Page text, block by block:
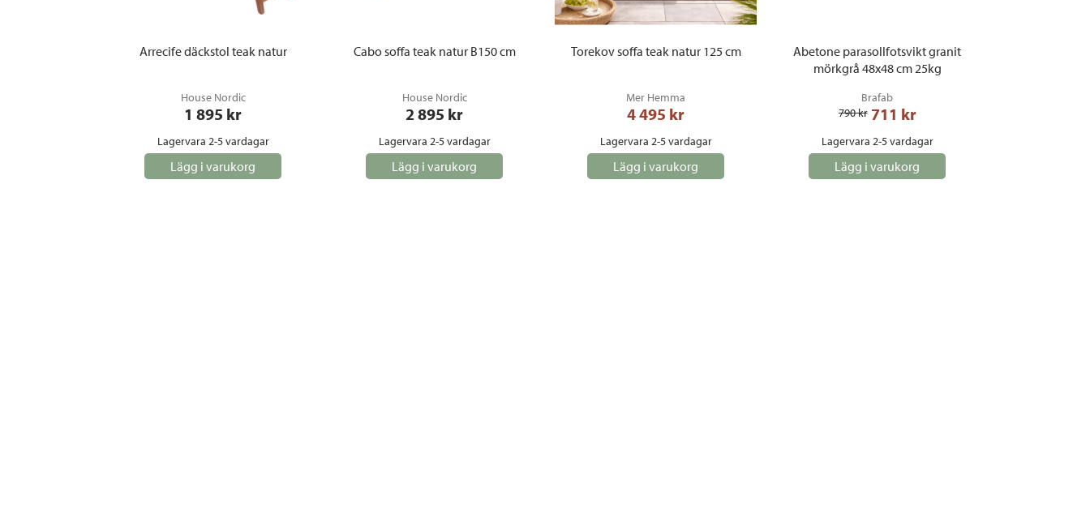
Arrecife däckstol teak natur
House Nordic
1 895 kr
Lagervara 2-5 vardagar
Lägg i varukorg
Cabo soffa teak natur B150 cm
House Nordic
2 895 kr
Lagervara 2-5 vardagar
Lägg i varukorg
Torekov soffa teak natur 125 cm
Mer Hemma
4 495 kr
Lagervara 2-5 vardagar
Lägg i varukorg
Abetone parasollfotsvikt granit
mörkgrå 48x48 cm 25kg
Brafab
790 kr 711 kr
Lagervara 2-5 vardagar
Lägg i varukorg